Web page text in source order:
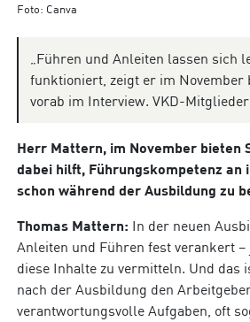
Foto: Canva
„Führen und Anleiten lassen sich
funktioniert, zeigt er im
vorab im Interview. VKD-
Herr Mattern, im November bieten
dabei hilft, Führungskompetenz
schon während der Ausbildung zu
Thomas Mattern: In der neuen
Anleiten und Führen fest verankert
diese Inhalte zu vermitteln. Und das
nach der Ausbildung den
verantwortungsvolle Aufgaben, oft